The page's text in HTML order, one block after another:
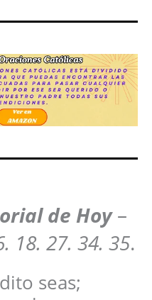
de Hoy –
18. 27. 34. 35.
seas;